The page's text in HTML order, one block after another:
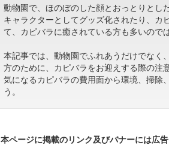
動物園で、ほのぼのした顔とおっとりとし
キャラクターとしてグッズ化されたり、カ
て、カピバラに癒されている方も多いので
本記事では、動物園でふれあうだけでなく
方のために、カピバラをお迎えする際の注
気になるカピバラの費用面から環境、掃除
う。
本ページに掲載のリンク及びバナーには広